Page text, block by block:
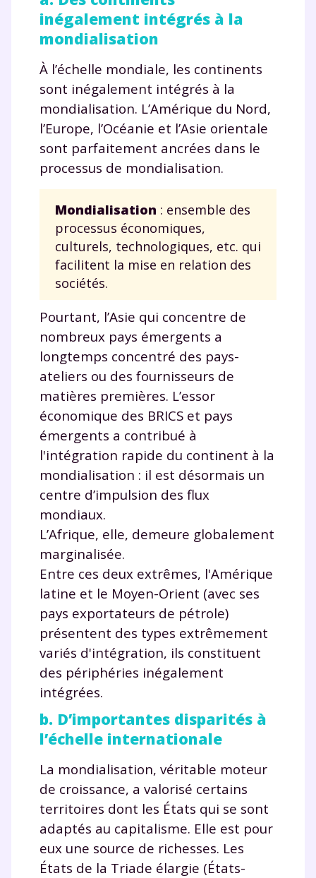
inégalement intégrés à la
mondialisation
À l’échelle mondiale, les continents
sont inégalement intégrés à la
mondialisation. L’Amérique du Nord,
l’Europe, l’Océanie et l’Asie orientale
sont parfaitement ancrées dans le
processus de mondialisation.
Mondialisation : ensemble des
processus économiques,
culturels, technologiques, etc. qui
facilitent la mise en relation des
sociétés.
Pourtant, l’Asie qui concentre de
nombreux pays émergents a
longtemps concentré des pays-
ateliers ou des fournisseurs de
matières premières. L’essor
économique des BRICS et pays
émergents a contribué à
l'intégration rapide du continent à la
mondialisation : il est désormais un
centre d’impulsion des flux
mondiaux.
L’Afrique, elle, demeure globalement
marginalisée.
Entre ces deux extrêmes, l'Amérique
latine et le Moyen-Orient (avec ses
pays exportateurs de pétrole)
présentent des types extrêmement
variés d'intégration, ils constituent
des périphéries inégalement
intégrées.
b. D’importantes disparités à
l’échelle internationale
La mondialisation, véritable moteur
de croissance, a valorisé certains
territoires dont les États qui se sont
adaptés au capitalisme. Elle est pour
eux une source de richesses. Les
États de la Triade élargie (États-